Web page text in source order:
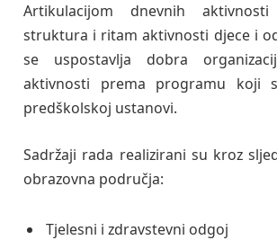
Artikulacijom dnevnih
struktura i ritam aktivnosti djece i
se uspostavlja dobra
aktivnosti prema programu koji
predškolskoj ustanovi.
Sadržaji rada realizirani su kroz
obrazovna područja:
Tjelesni i zdravstevni odgoj